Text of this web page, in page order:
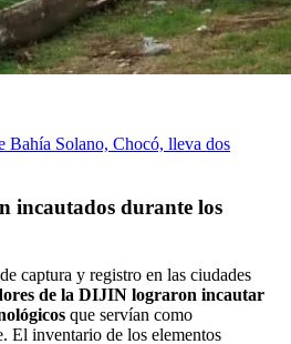
Bahía Solano, Chocó, lleva dos
incautados durante los
captura y registro en las ciudades
de la DIJIN lograron incautar
que servían como
El inventario de los elementos